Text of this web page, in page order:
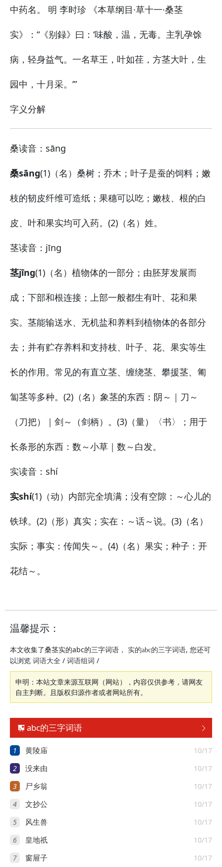
中药名。 明 李时珍 《本草纲目·草十一·桑茎
实》：“《别録》曰：‘味酸，温，无毒。主乳孕馀
病，轻身益气。一名草王，叶如荏，方茎大叶，生
园中，十月采。’”
字义分解
桑读音：sāng
桑sāng(1)（名）桑树；乔木；叶子是蚕的饲料；嫩
枝的韧皮纤维可造纸；果穗可以吃；嫩枝、根的白
皮、叶和果实均可入药。(2)（名）姓。
茎读音：jīng
茎jīng(1)（名）植物体的一部分；由胚芽发展而
成；下部和根连接；上部一般都生有叶、花和果
实。茎能输送水、无机盐和养料到植物体的各部分
去；并有贮存养料和支持枝、叶子、花、果实等生
长的作用。常见的有直立茎、缠绕茎、攀援茎、匍
匐茎等多种。(2)（名）象茎的东西： 阴～｜刀～
（刀把）｜剑～（剑柄）。 (3)（量）〈书〉；用于
长条形的东西： 数～小草｜数～白发。
实读音：shí
实shí(1)（动）内部完全填满；没有空隙： ～心儿的
铁球。 (2)（形）真实；实在： ～话～说。 (3)（名）
实际；事实： 传闻失～。 (4)（名）果实；种子： 开
花结～。
温馨提示：
本文收集了桑茎实的abc的三字词语， 实的abc的三字词语, 您还可
以浏览 词语大全 / 词语组词 /
申明：本站文章来源互联网（网站），内容仅供参考，请网友
自主判断。且版权归源作者或者网站所有。

 abc的三字词语
1 10/17
黄陵庙
2 10/17
没来由
3 10/17
尸乡翁
4 10/17
文抄公
5 10/17
风生兽
6 10/17
皇地祇
7 10/17
窗屉子